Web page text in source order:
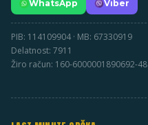
WhatsApp Viber
PIB: 114109904 · MB: 67330919
Delatnost: 7911
Žiro račun: 160-6000001890692-48